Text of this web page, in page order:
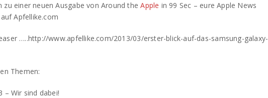
zu einer neuen Ausgabe von Around theApple in 99 Sec – eure Apple News
Apfellike.com
…..http://www.apfellike.com/2013/03/erster-blick-auf-das-samsung-galaxy-
Themen:
– Wir sind dabei!